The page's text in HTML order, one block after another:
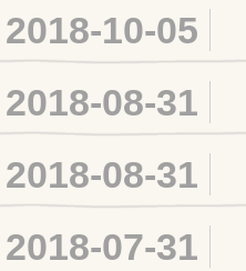
2018-10-05
2018-08-31
2018-08-31
2018-07-31